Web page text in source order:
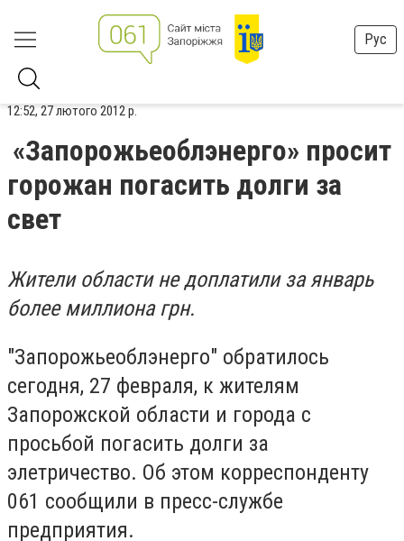
Рус
12:52, 27 лютого 2012 р.
«Запорожьеоблэнерго» просит
горожан погасить долги за
свет
Жители области не доплатили за январь
более миллиона грн.
"Запорожьеоблэнерго" обратилось
сегодня, 27 февраля, к жителям
Запорожской области и города с
просьбой погасить долги за
элетричество. Об этом корреспонденту
061 сообщили в пресс-службе
предприятия.